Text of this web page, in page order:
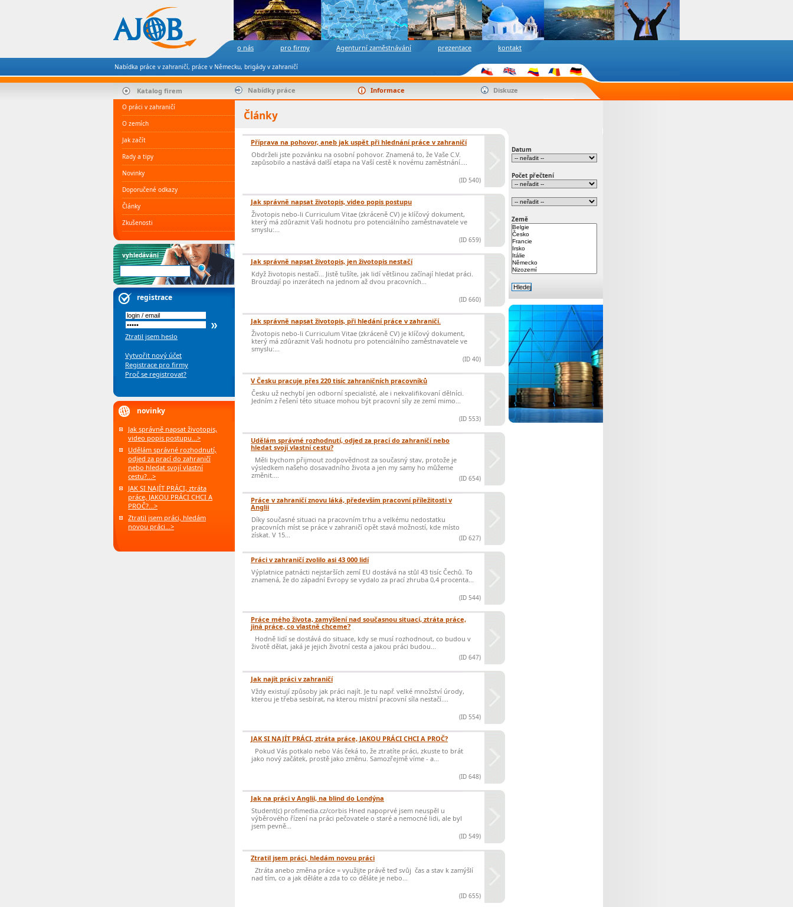
o nás pro firmy Agenturní zaměstnávání prezentace kontakt
Nabídka práce v zahraničí, práce v Německu, brigády v zahraničí
Katalog firem
O práci v zahraničí
O zemích
Jak začít
Rady a tipy
Novinky
Doporučené odkazy
Články
Zkušenosti
vyhledávání
registrace
Ztratil jsem heslo
Vytvořit nový účet
Registrace pro firmy
Proč se registrovat?
novinky
Jak správně napsat životopis,
video popis postupu...>
Udělám správné rozhodnutí,
odjed za prací do zahraničí
nebo hledat svojí vlastní
cestu?...>
JAK SI NAJÍT PRÁCI, ztráta
práce, JAKOU PRÁCI CHCI A
PROČ?...>
Ztratil jsem práci, hledám
novou práci...>
Nabídky práce Informace Diskuze
Články
Datum
Počet přečtení
Země
(ID 540)
Příprava na pohovor, aneb jak uspět při hlednání práce v zahraničí
Obdrželi jste pozvánku na osobní pohovor. Znamená to, že Vaše C.V.
zapůsobilo a nastává další etapa na Vaší cestě k novému zaměstnání....
(ID 659)
Jak správně napsat životopis, video popis postupu
Životopis nebo-li Curriculum Vitae (zkráceně CV) je klíčový dokument,
který má zdůraznit Vaši hodnotu pro potenciálního zaměstnavatele ve
smyslu:...
(ID 660)
Jak správně napsat životopis, jen životopis nestačí
Když životopis nestačí... Jistě tušíte, jak lidí většinou začínají hledat práci.
Brouzdají po inzerátech na jednom až dvou pracovních...
(ID 40)
Jak správně napsat životopis, při hledání práce v zahraničí.
Životopis nebo-li Curriculum Vitae (zkráceně CV) je klíčový dokument,
který má zdůraznit Vaši hodnotu pro potenciálního zaměstnavatele ve
smyslu:...
(ID 553)
V Česku pracuje přes 220 tisíc zahraničních pracovníků
Česku už nechybí jen odborní specialisté, ale i nekvalifikovaní dělníci.
Jedním z řešení této situace mohou být pracovní síly ze zemí mimo...
(ID 654)
Udělám správné rozhodnutí, odjed za prací do zahraničí nebo
hledat svojí vlastní cestu?
Měli bychom přijmout zodpovědnost za současný stav, protože je
výsledkem našeho dosavadního života a jen my samy ho můžeme
změnit....
(ID 627)
Práce v zahraničí znovu láká, především pracovní příležitosti v
Anglii
Díky současné situaci na pracovním trhu a velkému nedostatku
pracovních míst se práce v zahraničí opět stavá možností, kde místo
získat. V 15...
(ID 544)
Práci v zahraničí zvolilo asi 43 000 lidí
Výplatnice patnácti nejstarších zemí EU dostává na stůl 43 tisíc Čechů. To
znamená, že do západní Evropy se vydalo za prací zhruba 0,4 procenta...
(ID 647)
Práce mého života, zamyšlení nad současnou situací, ztráta práce,
jiná práce, co vlastně chceme?
Hodně lidí se dostává do situace, kdy se musí rozhodnout, co budou v
životě dělat, jaká je jejich životní cesta a jakou práci budou...
(ID 554)
Jak najít práci v zahraničí
Vždy existují způsoby jak práci najít. Je tu např. velké množství úrody,
kterou je třeba sesbírat, na kterou místní pracovní síla nestačí....
(ID 648)
JAK SI NAJÍT PRÁCI, ztráta práce, JAKOU PRÁCI CHCI A PROČ?
Pokud Vás potkalo nebo Vás čeká to, že ztratíte práci, zkuste to brát
jako nový začátek, prostě jako změnu. Samozřejmě víme - a...
(ID 549)
Jak na práci v Anglii, na blind do Londýna
Student(c) profimedia.cz/corbis Hned napoprvé jsem neuspěl u
výběrového řízení na práci pečovatele o staré a nemocné lidi, ale byl
jsem pevně...
(ID 655)
Ztratil jsem práci, hledám novou práci
Ztráta anebo změna práce = využijte právě teď svůj čas a stav k zamýšlí
nad tím, co a jak děláte a zda to co děláte je nebo...